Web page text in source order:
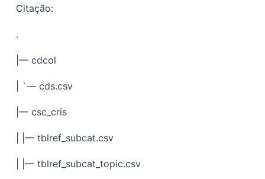
Citação:
.
|— cdcol
| `— cds.csv
|— csc_cris
| |— tblref_subcat.csv
| |— tblref_subcat_topic.csv